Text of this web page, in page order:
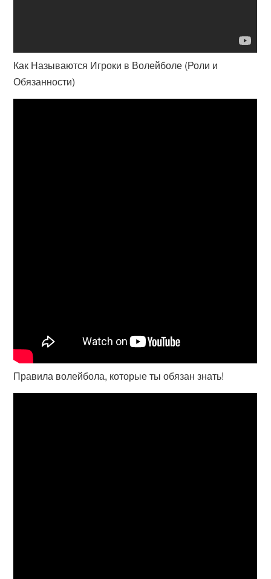
Как Называются Игроки в Волейболе (Роли и
Обязанности)
Правила волейбола, которые ты обязан знать!